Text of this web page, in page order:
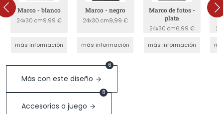
Marco - blanco
24x30 cm9,99 €
más información
Marco - negro
24x30 cm9,99 €
más información
Marco de fotos -
plata
24x30 cm6,99 €
más información
Más con este diseño
6
Accesorios a juego
8